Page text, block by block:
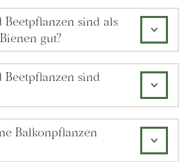
sind als
gut?
sind
Balkonpflanzen